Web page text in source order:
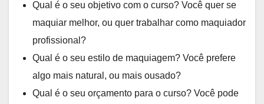
Qual é o seu objetivo com o curso? Você quer se
maquiar melhor, ou quer trabalhar como maquiador
profissional?
Qual é o seu estilo de maquiagem? Você prefere
algo mais natural, ou mais ousado?
Qual é o seu orçamento para o curso? Você pode